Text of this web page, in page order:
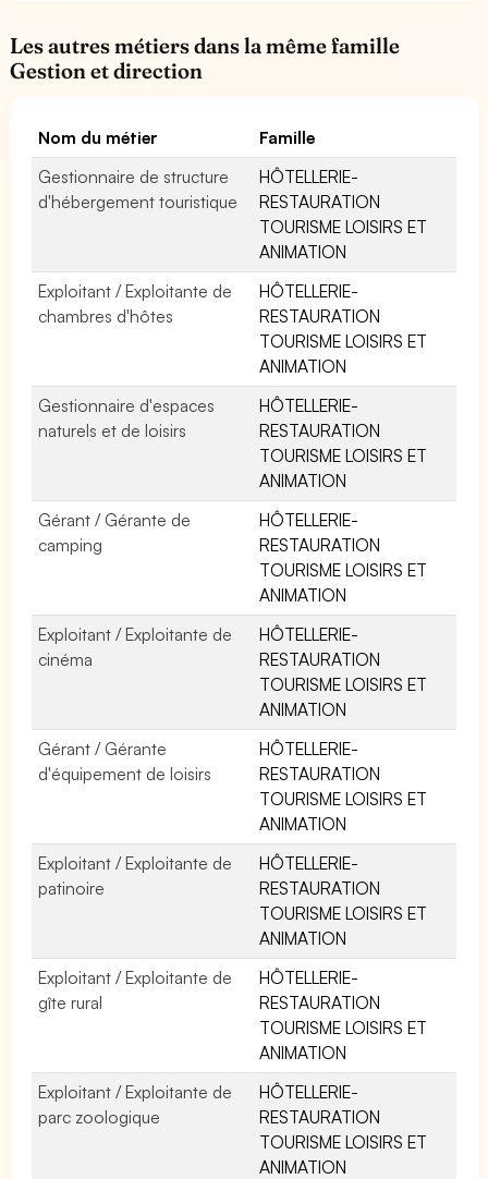
Les autres métiers dans la même famille
Gestion et direction
Nom du métier
Famille
Gestionnaire de structure
d'hébergement touristique
HÔTELLERIE-
RESTAURATION
TOURISME LOISIRS ET
ANIMATION
Exploitant / Exploitante de
chambres d'hôtes
HÔTELLERIE-
RESTAURATION
TOURISME LOISIRS ET
ANIMATION
Gestionnaire d'espaces
naturels et de loisirs
HÔTELLERIE-
RESTAURATION
TOURISME LOISIRS ET
ANIMATION
Gérant / Gérante de
camping
HÔTELLERIE-
RESTAURATION
TOURISME LOISIRS ET
ANIMATION
Exploitant / Exploitante de
cinéma
HÔTELLERIE-
RESTAURATION
TOURISME LOISIRS ET
ANIMATION
Gérant / Gérante
d'équipement de loisirs
HÔTELLERIE-
RESTAURATION
TOURISME LOISIRS ET
ANIMATION
Exploitant / Exploitante de
patinoire
HÔTELLERIE-
RESTAURATION
TOURISME LOISIRS ET
ANIMATION
Exploitant / Exploitante de
gîte rural
HÔTELLERIE-
RESTAURATION
TOURISME LOISIRS ET
ANIMATION
Exploitant / Exploitante de
parc zoologique
HÔTELLERIE-
RESTAURATION
TOURISME LOISIRS ET
ANIMATION